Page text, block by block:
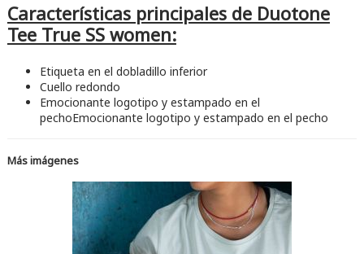
Características principales de Duotone
Tee True SS women:
Etiqueta en el dobladillo inferior
Cuello redondo
Emocionante logotipo y estampado en el
pechoEmocionante logotipo y estampado en el pecho
Más imágenes